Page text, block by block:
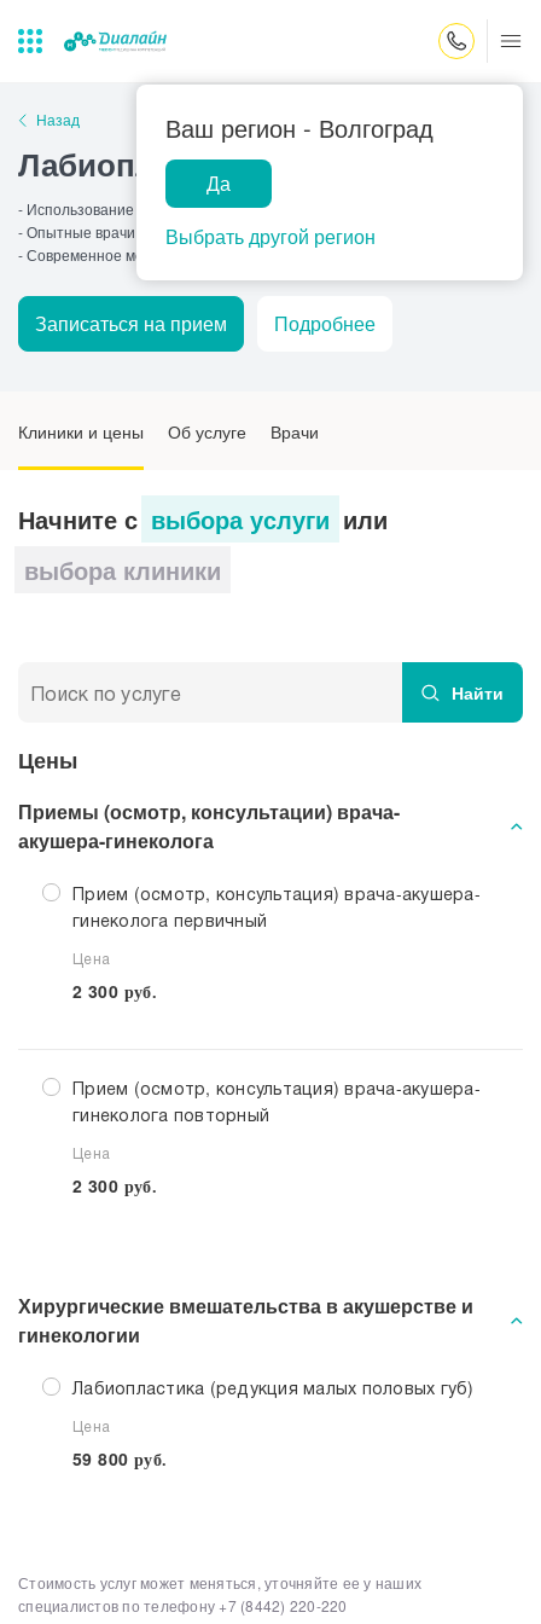
Ваш регион - Волгоград
Да
Выбрать другой регион
Лаборатории
Центр помощи
на дому
Закрыть поиск
Популярные запросы
Прием гинеколога
Прием оториноларинголога
Прием дерматолога
Прием офтальмолога
Прием уролога
Прием хирурга
Назад
Лабиопластика
- Использование международных протоколов
- Опытные врачи
- Современное медицинское оборудование
Записаться на прием Подробнее
Клиники и цены Об услуге Врачи
Начните с выбора услуги или
выбора клиники
Найти
Цены
Приемы (осмотр, консультации) врача-
акушера-гинеколога
Прием (осмотр, консультация) врача-акушера-
гинеколога первичный
Цена
2 300 руб.
Прием (осмотр, консультация) врача-акушера-
гинеколога повторный
Цена
2 300 руб.
Хирургические вмешательства в акушерстве и
гинекологии
Лабиопластика (редукция малых половых губ)
Цена
59 800 руб.
Выберите клинику Списком
Стоимость услуг может меняться, уточняйте ее у наших
специалистов по телефону +7 (8442) 220-220